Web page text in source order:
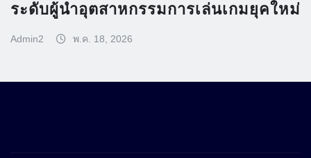
ระดับผู้นำอุตสาหกรรมการเล่นเกมยุคใหม่
Admin2 พ.ค. 18, 2026